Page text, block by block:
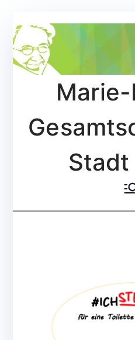
Inhalt
springen
Stadt